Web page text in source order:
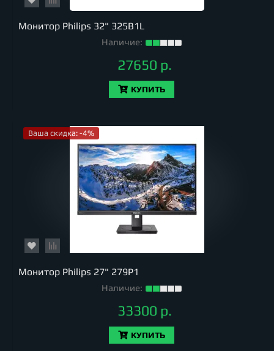
Монитор Philips 32" 325B1L
Наличие:
27650 р.
КУПИТЬ
Ваша скидка: -4%
Монитор Philips 27" 279P1
Наличие:
33300 р.
КУПИТЬ